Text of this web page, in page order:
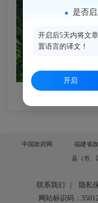
中国政府网 福建省
县（市、
联系我们 隐私
网站标识码：
是否
开启后5天内将文
置语言的译文！
开启